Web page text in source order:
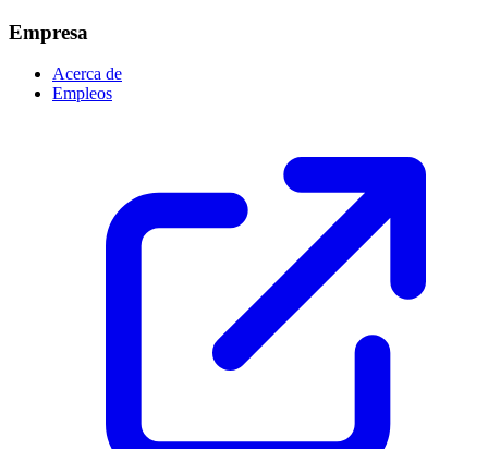
Empresa
Acerca de
Empleos